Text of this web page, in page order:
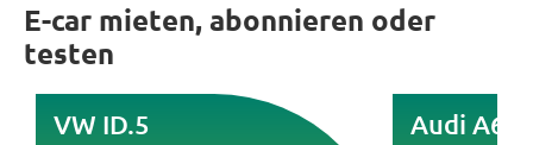
E-car mieten, abonnieren oder
testen
VW ID.5 Audi A6